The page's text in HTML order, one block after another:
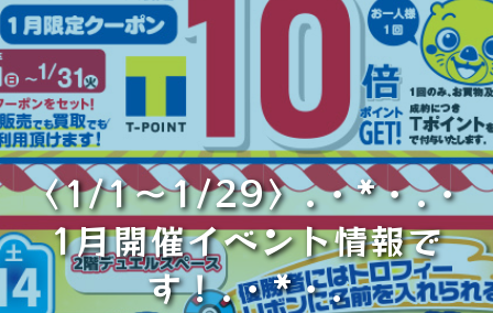
〈1/1～1/29〉.・*・.・
1月開催イベント情報で
す！.・*・.